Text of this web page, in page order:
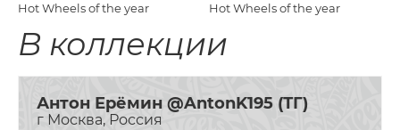
Hot Wheels of the year Hot Wheels of the year
В коллекции
Антон Ерёмин @AntonK195 (ТГ)
г Москва, Россия